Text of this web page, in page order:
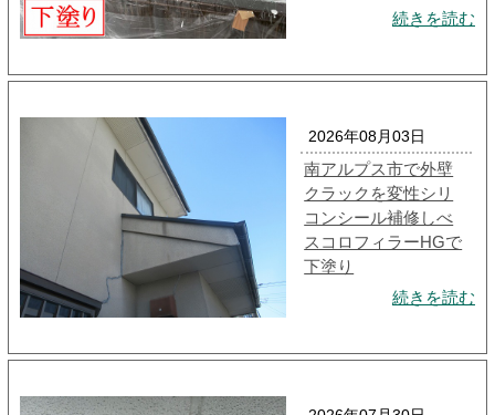
続きを読む
2026年08月03日
南アルプス市で外壁
クラックを変性シリ
コンシール補修しべ
スコロフィラーHGで
下塗り
続きを読む